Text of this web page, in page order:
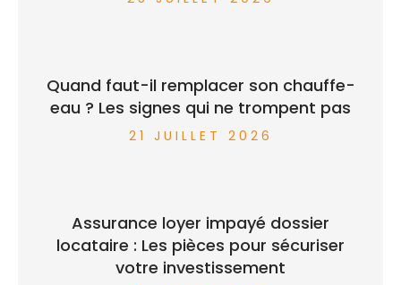
Quand faut-il remplacer son chauffe-
eau ? Les signes qui ne trompent pas
21 JUILLET 2026
Assurance loyer impayé dossier
locataire : Les pièces pour sécuriser
votre investissement